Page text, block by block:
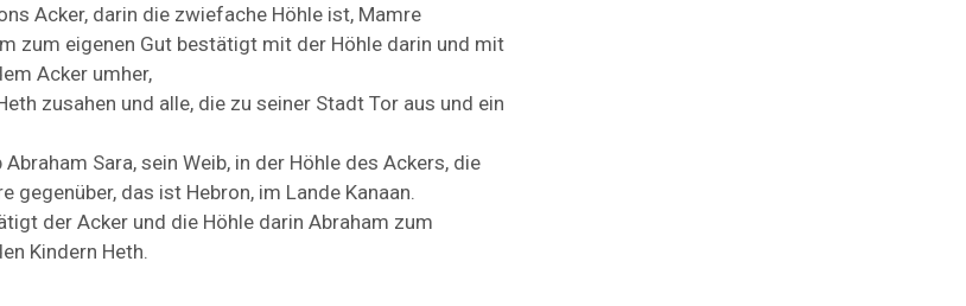
Acker, darin die zwiefache Höhle ist, Mamre
zum eigenen Gut bestätigt mit der Höhle darin und mit
Acker umher,
zusahen und alle, die zu seiner Stadt Tor aus und ein
Abraham Sara, sein Weib, in der Höhle des Ackers, die
gegenüber, das ist Hebron, im Lande Kanaan.
der Acker und die Höhle darin Abraham zum
Kindern Heth.